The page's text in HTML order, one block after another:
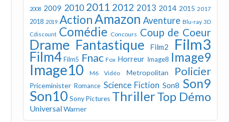
2008 2009 2010 2011 2012 2013 2014 2015 2017
2018 2019 ActionAmazon Aventure Blu-ray 3D
Cdiscount Comédie Concours Coup de Coeur
Drame Fantastique Film2 Film3
Film4 Film5 Fnac Fox Horreur Image8 Image9
Image10 M6 Vidéo Metropolitan Policier
Priceminister Romance Science Fiction Son8 Son9
Son10 Sony Pictures ThrillerTop Démo
UniversalWarner